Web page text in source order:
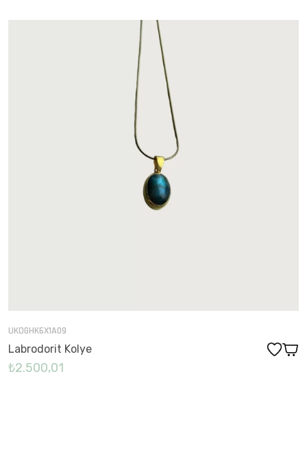
UKOGHK6X1A09
Labrodorit Kolye
₺2.500,01